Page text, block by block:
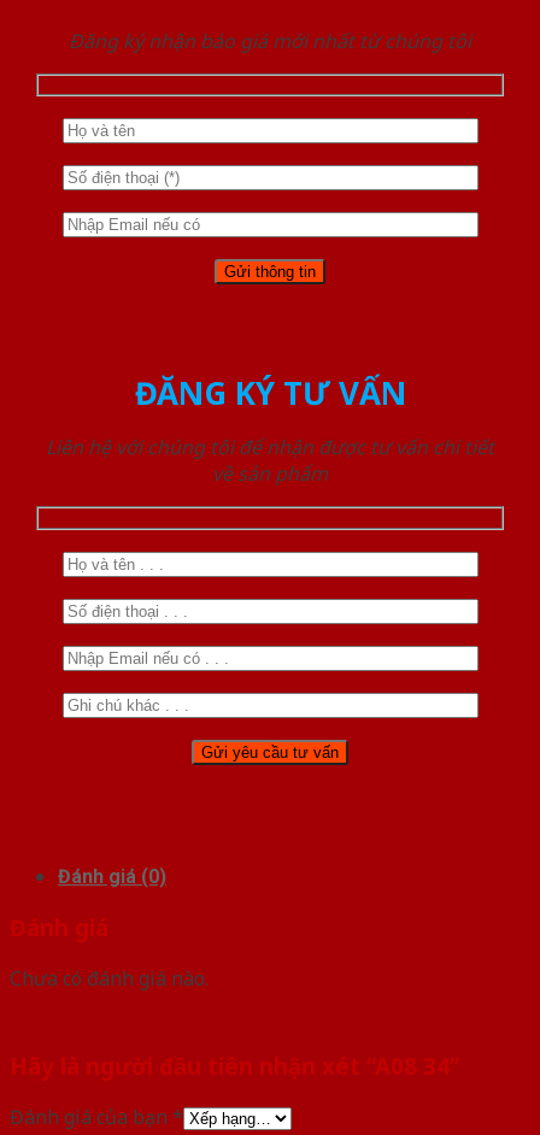
Đăng ký nhận báo giá mới nhất từ chúng tôi
ĐĂNG KÝ TƯ VẤN
Liên hệ với chúng tôi để nhận được tư vấn chi tiết
về sản phẩm
Đánh giá (0)
Đánh giá
Chưa có đánh giá nào.
Hãy là người đầu tiên nhận xét “A08 34”
Đánh giá của bạn *